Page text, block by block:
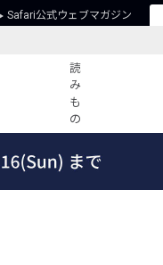
Safari公式ウェブマガジン
読
み
も
の